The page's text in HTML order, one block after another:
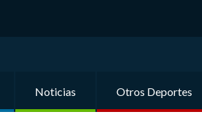
Noticias Otros Deportes